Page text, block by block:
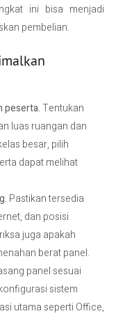
ini bisa menjadi
pembelian.
peserta.Tentukan
luas ruangan dan
besar, pilih
dapat melihat
Pastikan tersedia
dan posisi
juga apakah
berat panel.
panel sesuai
sistem
utama seperti Office,